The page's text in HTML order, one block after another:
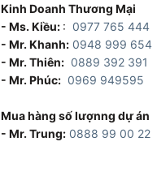
Kinh Doanh Thương Mại
- Ms. Kiều: : 0977 765 444
- Mr. Khanh: 0948 999 654
- Mr. Thiên: 0889 392 391
- Mr. Phúc: 0969 949595
Mua hàng số lượnng dự án
- Mr. Trung: 0888 99 00 22